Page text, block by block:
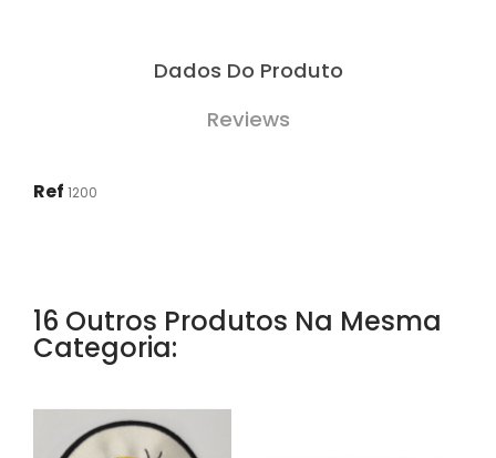
Dados Do Produto
Reviews
Ref 1200
16 Outros Produtos Na Mesma
Categoria: